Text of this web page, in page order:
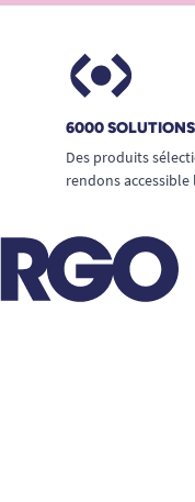
6000
Des produits
rendons